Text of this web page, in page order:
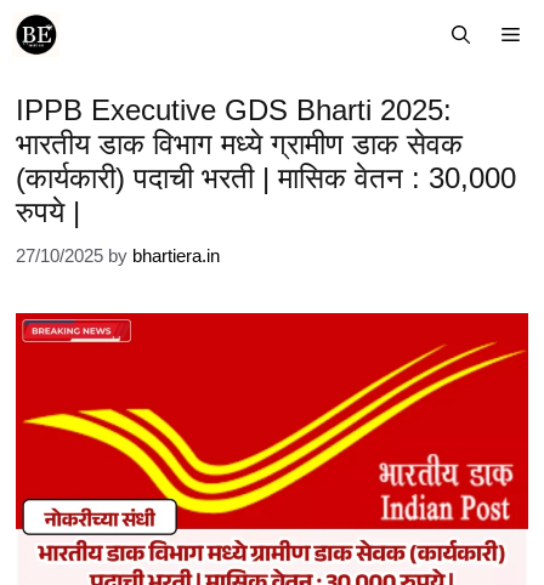
Skip
IPPB Executive GDS Bharti 2025:
भारतीय डाक विभाग मध्ये ग्रामीण डाक सेवक
(कार्यकारी) पदाची भरती | मासिक वेतन : 30,000
रुपये |
27/10/2025 by bhartiera.in